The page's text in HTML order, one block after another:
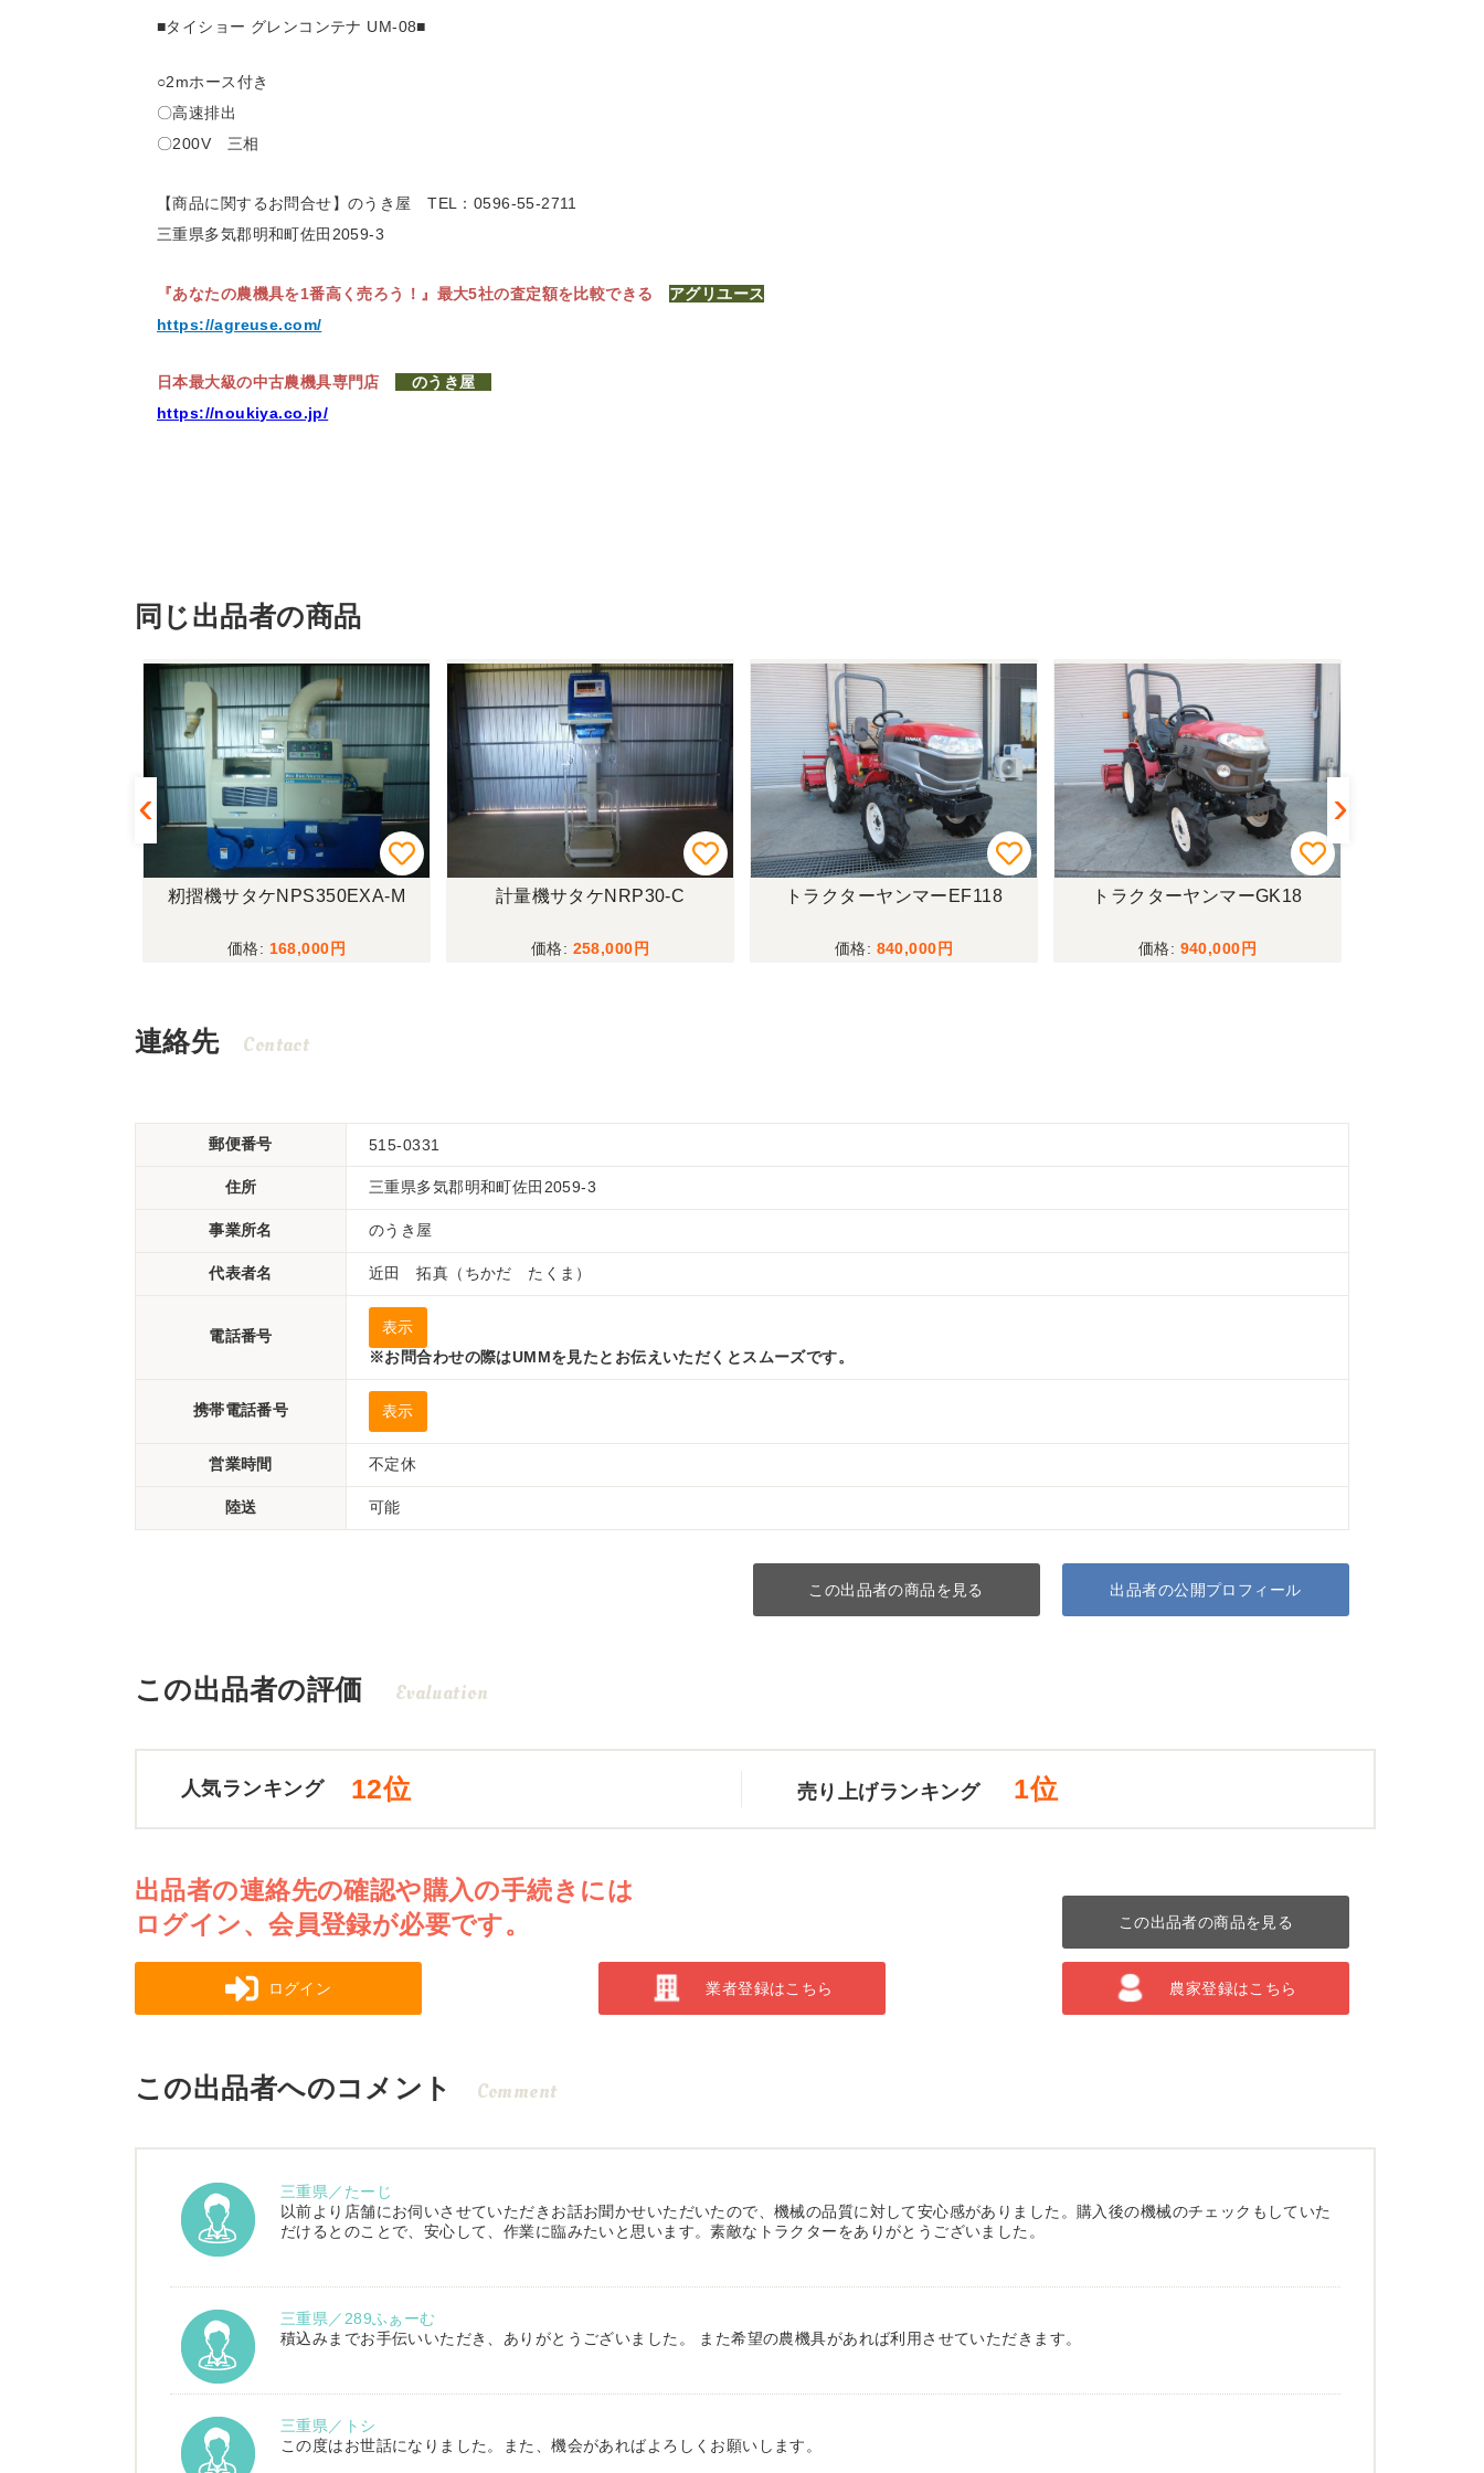
■タイショー グレンコンテナ UM-08■
○2mホース付き
〇高速排出
〇200V 三相
【商品に関するお問合せ】のうき屋TEL：0596-55-2711
三重県多気郡明和町佐田2059-3
『あなたの農機具を1番高く売ろう！』 最大5社の査定額を比較できる アグリユース
https://agreuse.com/
日本最大級の中古農機具専門店
のうき屋
https://noukiya.co.jp/
同じ出品者の商品
籾摺機サタケNPS350EXA-M
168,000
計量機サタケNRP30-C
258,000
トラクターヤンマーEF118
840,000
トラクターヤンマーGK18
940,000
連絡先 Contact
郵便番号 515-0331
住所 三重県多気郡明和町佐田2059-3
事業所名 のうき屋
代表者名 近田 拓真（ちかだ たくま）
電話番号
表示
※お問合わせの際はUMMを見たとお伝えいただくとスムーズです。
携帯電話番号 表示
営業時間 不定休
陸送 可能
この出品者の商品を見る 出品者の公開プロフィール
この出品者の評価 Evaluation
人気ランキング 12位 売り上げランキング 1位
出品者の連絡先の確認や購入の手続きには
ログイン、会員登録が必要です。
この出品者の商品を見る
ログイン 業者登録はこちら 農家登録はこちら
この出品者へのコメント Comment
三重県／たーじ
以前より店舗にお伺いさせていただきお話お聞かせいただいたので、機械の品質に対して安心感がありました。購入後の機械のチェックもしていた
だけるとのことで、安心して、作業に臨みたいと思います。素敵なトラクターをありがとうございました。
三重県／289ふぁーむ
積込みまでお手伝いいただき、ありがとうございました。 また希望の農機具があれば利用させていただきます。
三重県／トシ
この度はお世話になりました。また、機会があればよろしくお願いします。